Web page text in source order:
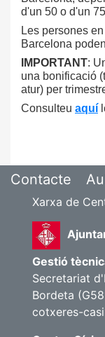
d'un 50 o d'un
Les persones
Barcelona
IMPORTANT:
una bonificació
atur) per
Consulteu aquí
Contacte
Xarxa de
Gestió
Secretariat
Bordeta
cotxeres-